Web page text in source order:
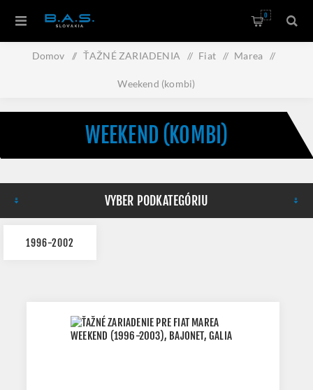
0
Domov / ŤAŽNÉ ZARIADENIA / Fiat / Marea /
Weekend (kombi)
WEEKEND (KOMBI)
VYBER PODKATEGÓRIU
1996-2002